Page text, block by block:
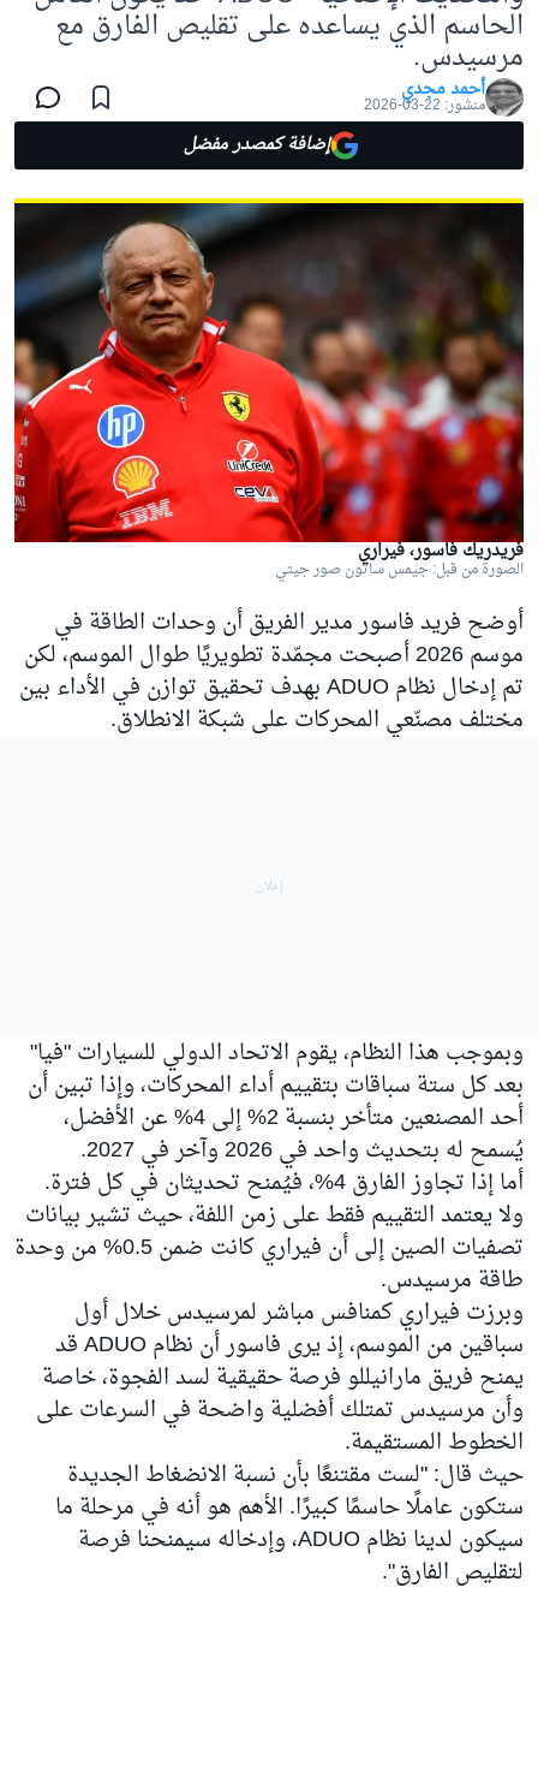
الحاسم الذي يساعده على تقليص الفارق مع
مرسيدس.
أحمد مجدي
منشور: 22-03-2026
إضافة كمصدر مفضل
فريدريك فاسور، فيراري
الصورة من قبل: جيمس ساتون صور جيتي
أوضح فريد فاسور مدير الفريق أن وحدات الطاقة في
موسم 2026 أصبحت مجمّدة تطويريًا طوال الموسم، لكن
تم إدخال نظام ADUO بهدف تحقيق توازن في الأداء بين
مختلف مصنّعي المحركات على شبكة الانطلاق.
وبموجب هذا النظام، يقوم الاتحاد الدولي للسيارات "فيا"
بعد كل ستة سباقات بتقييم أداء المحركات، وإذا تبين أن
أحد المصنعين متأخر بنسبة 2% إلى 4% عن الأفضل،
يُسمح له بتحديث واحد في 2026 وآخر في 2027.
أما إذا تجاوز الفارق 4%، فيُمنح تحديثان في كل فترة.
ولا يعتمد التقييم فقط على زمن اللفة، حيث تشير بيانات
تصفيات الصين إلى أن فيراري كانت ضمن 0.5% من وحدة
طاقة مرسيدس.
وبرزت فيراري كمنافس مباشر لمرسيدس خلال أول
سباقين من الموسم، إذ يرى فاسور أن نظام ADUO قد
يمنح فريق مارانيللو فرصة حقيقية لسد الفجوة، خاصة
وأن مرسيدس تمتلك أفضلية واضحة في السرعات على
الخطوط المستقيمة.
حيث قال: "لست مقتنعًا بأن نسبة الانضغاط الجديدة
ستكون عاملًا حاسمًا كبيرًا. الأهم هو أنه في مرحلة ما
سيكون لدينا نظام ADUO، وإدخاله سيمنحنا فرصة
لتقليص الفارق".